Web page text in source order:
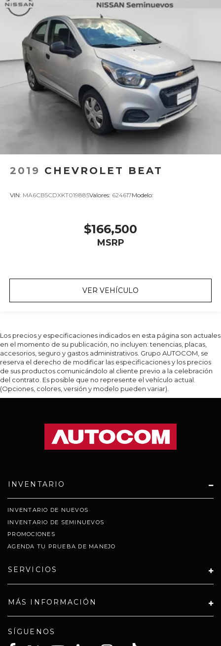
2019 CHEVROLET BEAT
VIN: MA6CB5CDXKT019885Valores: 624617Modelo:
$166,500
MSRP
VER VEHÍCULO
Los precios y especificaciones indicados en esta página son actuales
en el momento de su publicación, no incluyen: tenencias, placas,
accesorios, seguro y gastos administrativos. Grupo AUTOCOM, se
reserva el derecho de modificar las especificaciones y los precios
de sus productos comunicándolo al cliente previo a la celebración
del contrato. Es posible que no represente el vehículo actual.
(Opciones, colores, versión y modelo pueden variar).
INVENTARIO
INVENTARIO DE NUEVOS
INVENTARIO DE SEMINUEVOS
PROMOCIONES
AGENDA TU PRUEBA DE MANEJO
SERVICIOS
MÁS INFORMACIÓN
SÍGUENOS